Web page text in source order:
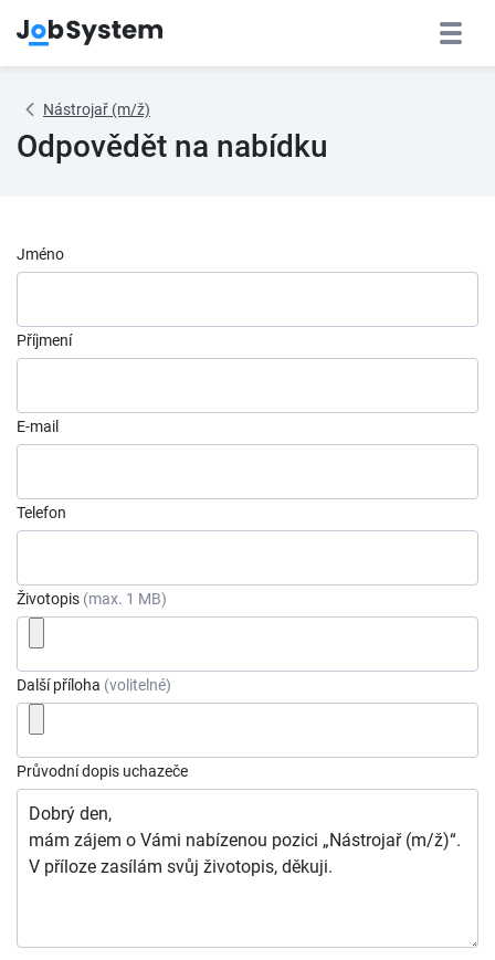
Nástrojař (m/ž)
Odpovědět na nabídku
Jméno
Příjmení
E-mail
Telefon
Životopis (max. 1 MB)
Další příloha (volitelné)
Průvodní dopis uchazeče